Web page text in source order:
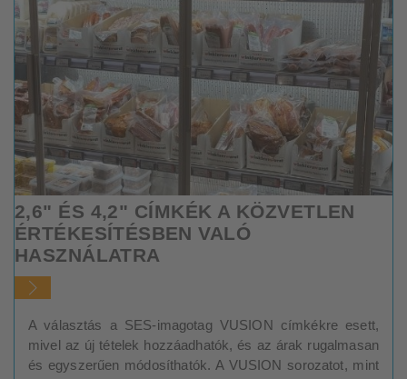
2,6" ÉS 4,2" CÍMKÉK A KÖZVETLEN
ÉRTÉKESÍTÉSBEN VALÓ
HASZNÁLATRA
A választás a SES-imagotag VUSION címkékre esett,
mivel az új tételek hozzáadhatók, és az árak rugalmasan
és egyszerűen módosíthatók. A VUSION sorozatot, mint